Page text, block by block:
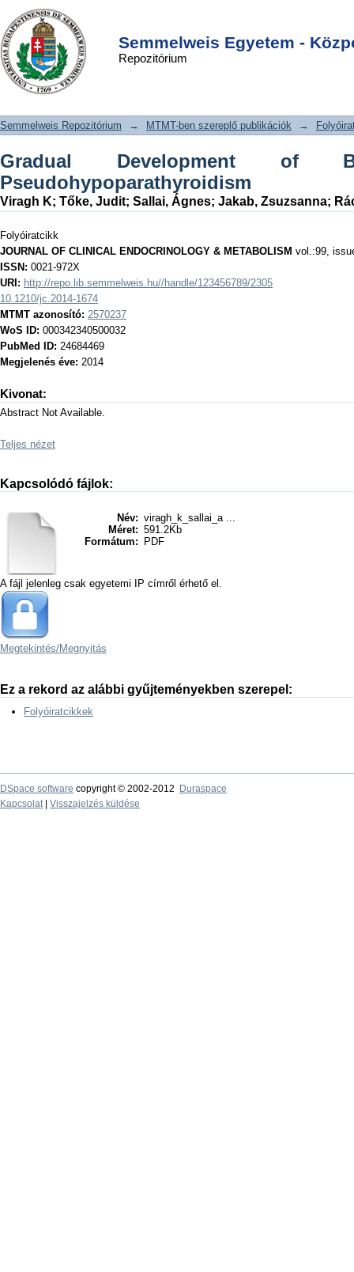
Semmelweis Egyetem -
Repozitórium
Gradual Development of
Brachydactyly in
Pseudohypoparathyroidism
DSpace/Manakin Repository
Semmelweis Repozitórium → MTMT-ben szereplő publikációk →
Gradual Development of
Pseudohypoparathyroidism
Viragh K; Tőke, Judit; Sallai, Ágnes; Jakab, Zsuzsanna;
Folyóiratcikk
JOURNAL OF CLINICAL ENDOCRINOLOGY & METABOLISM vol.:99,
ISSN: 0021-972X
URI: http://repo.lib.semmelweis.hu//handle/123456789/2305
10.1210/jc.2014-1674
MTMT azonosító: 2570237
WoS ID: 000342340500032
PubMed ID: 24684469
Megjelenés éve: 2014
Kivonat:
Abstract Not Available.
Teljes nézet
Kapcsolódó fájlok:
Név: viragh_k_sallai_a ...
Méret: 591.2Kb
Formátum:
PDF
A fájl jelenleg csak egyetemi IP címről érhető el.
Megtekintés/Megnyitás
Ez a rekord az alábbi gyűjteményekben szerepel:
Folyóiratcikkek
DSpace software copyright © 2002-2012
Duraspace
Kapcsolat| Visszajelzés küldése